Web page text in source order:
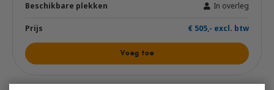
In overleg
€ 505,- excl. btw
Voeg toe